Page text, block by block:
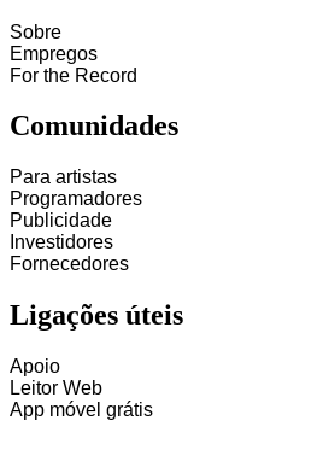
Sobre
Empregos
For the Record
Comunidades
Para artistas
Programadores
Publicidade
Investidores
Fornecedores
Ligações úteis
Apoio
Leitor Web
App móvel grátis